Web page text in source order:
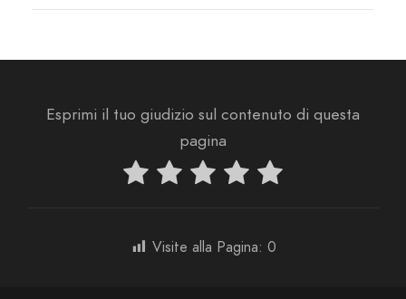
Esprimi il tuo giudizio sul contenuto di questa
pagina
Visite alla Pagina: 0